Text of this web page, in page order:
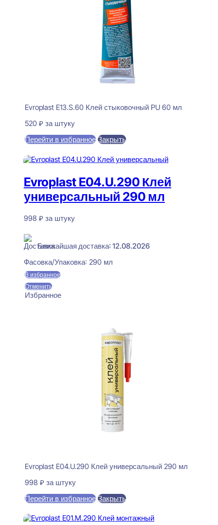
Evroplast E13.S.60 Клей стыковочный PU 60 мл
520 ₽ за штуку
Перейти в избранное Закрыть
Evroplast E04.U.290 Клей
универсальный 290 мл
998 ₽ за штуку
Ближайшая доставка: 12.08.2026
Фасовка/Упаковка: 290 мл
В избранное
Отменить
Избранное
Evroplast E04.U.290 Клей универсальный 290 мл
998 ₽ за штуку
Перейти в избранное Закрыть